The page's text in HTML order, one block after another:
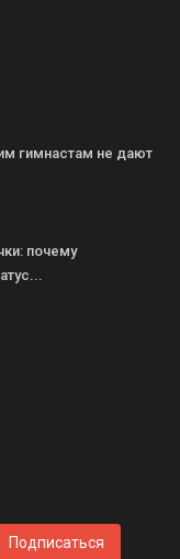
гимнастам не дают
почему
Подписаться